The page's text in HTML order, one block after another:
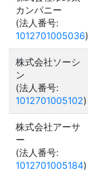
カンパニー
(法人番号:
1012701005036)
株式会社ソーシ
ン
(法人番号:
1012701005102)
株式会社アーサ
ー
(法人番号:
1012701005184)